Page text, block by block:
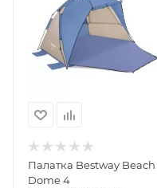
Палатка Bestway Beach
Dome 4